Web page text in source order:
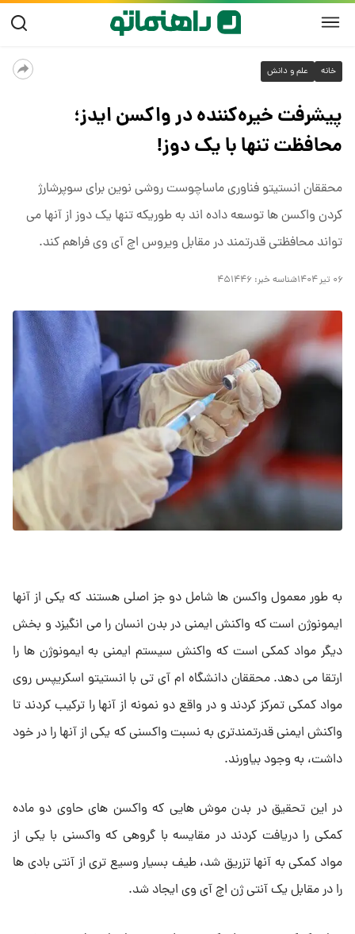
خانه علم و دانش
پیشرفت خیره‌کننده در واکسن ایدز؛
محافظت تنها با یک دوز!
محققان انستیتو فناوری ماساچوست روشی نوین برای سوپرشارژ
کردن واکسن ها توسعه داده اند به طوریکه تنها یک دوز از آنها می
تواند محافظتی قدرتمند در مقابل ویروس اچ آی وی فراهم کند.
۰۶ تیر ۱۴۰۴ شناسه خبر: ۴۵۱۴۴۶
به طور معمول واکسن ها شامل دو جز اصلی هستند که یکی از آنها
ایمونوژن است که واکنش ایمنی در بدن انسان را می انگیزد و بخش
دیگر مواد کمکی است که واکنش سیستم ایمنی به ایمونوژن ها را
ارتقا می دهد. محققان دانشگاه ام آی تی با انستیتو اسکریپس روی
مواد کمکی تمرکز کردند و در واقع دو نمونه از آنها را ترکیب کردند تا
واکنش ایمنی قدرتمندتری به نسبت واکسنی که یکی از آنها را در خود
داشت، به وجود بیاورند.
در این تحقیق در بدن موش هایی که واکسن های حاوی دو ماده
کمکی را دریافت کردند در مقایسه با گروهی که واکسنی با یکی از
مواد کمکی به آنها تزریق شد، طیف بسیار وسیع تری از آنتی بادی ها
را در مقابل یک آنتی ژن اچ آی وی ایجاد شد.